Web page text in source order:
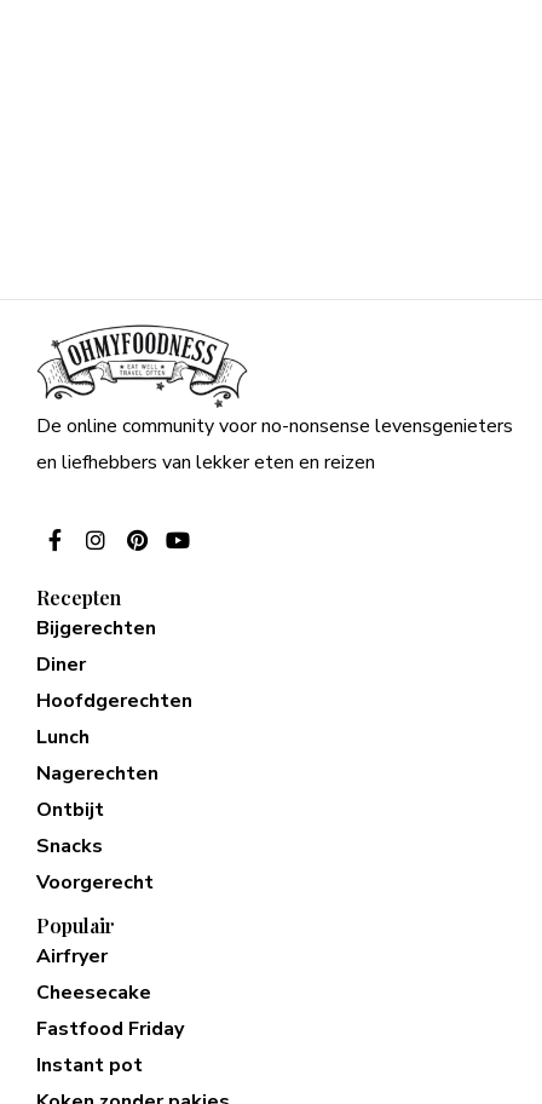
De online community voor no-nonsense levensgenieters
en liefhebbers van lekker eten en reizen
Recepten
Bijgerechten
Diner
Hoofdgerechten
Lunch
Nagerechten
Ontbijt
Snacks
Voorgerecht
Populair
Airfryer
Cheesecake
Fastfood Friday
Instant pot